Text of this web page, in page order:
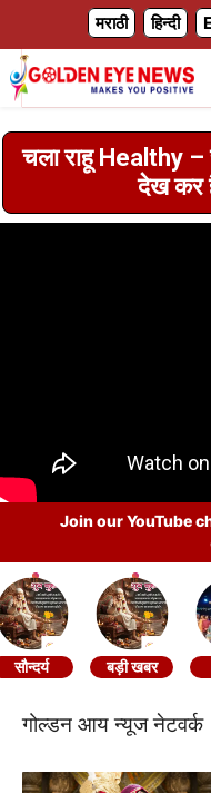
मराठी हिन्दी
चला राहू Healthy
देख कर
Join our YouTube
सौन्दर्य बड़ी खबर
गोल्डन आय न्यूज नेटवर्क